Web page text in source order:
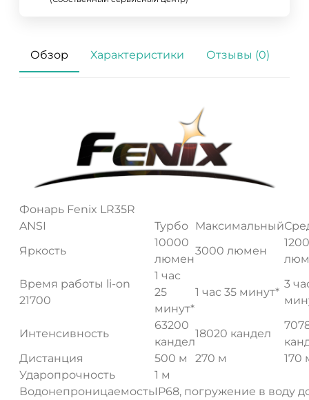
Обзор Характеристики Отзывы (0)
Фонарь Fenix LR35R
ANSI
Турбо Максимальный
Яркость
10000
люмен
3000 люмен
1200
Время работы li-on
21700
1 час
25
минут*
1 час 35 минут*
3
Интенсивность
63200
кандел
18020 кандел
Дистанция
500 м 270 м
170
Ударопрочность
1 м
ВодонепроницаемостьIP68, погружение в воду